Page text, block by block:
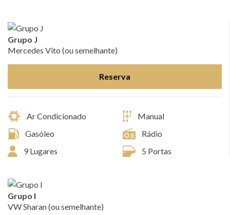
Grupo J
Mercedes Vito (ou semelhante)
Reserva
Ar Condicionado
Manual
Gasóleo
Rádio
9 Lugares
5 Portas
Grupo I
VW Sharan (ou semelhante)